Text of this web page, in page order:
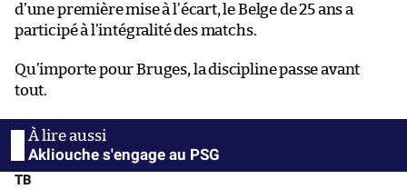
d’une première mise à l’écart, le Belge de 25 ans a
participé à l’intégralité des matchs.
Qu’importe pour Bruges, la discipline passe avant
tout.
Akliouche s'engage au PSG
TB